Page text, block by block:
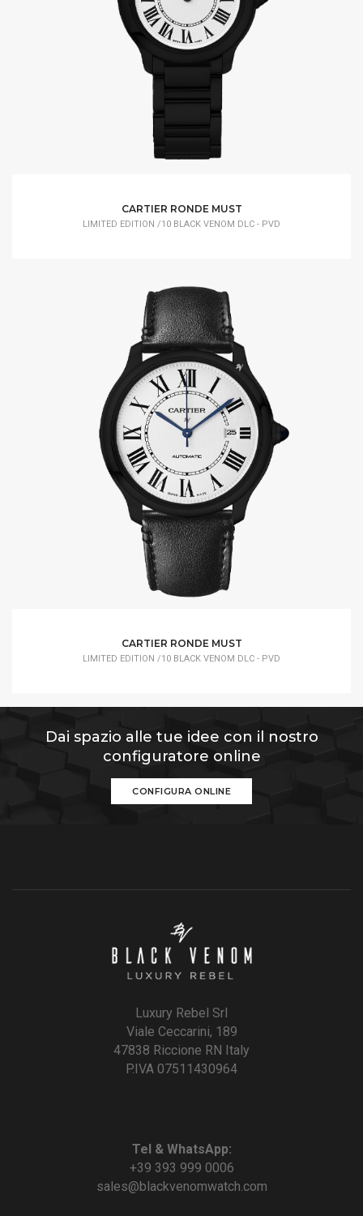
CARTIER RONDE MUST
LIMITED EDITION /10 BLACK VENOM DLC - PVD
CARTIER RONDE MUST
LIMITED EDITION /10 BLACK VENOM DLC - PVD
Dai spazio alle tue idee con il nostro
configuratore online
CONFIGURA ONLINE
Luxury Rebel Srl
Viale Ceccarini, 189
47838 Riccione RN Italy
P.IVA 07511430964
Tel & WhatsApp:
+39 393 999 0006
sales@blackvenomwatch.com